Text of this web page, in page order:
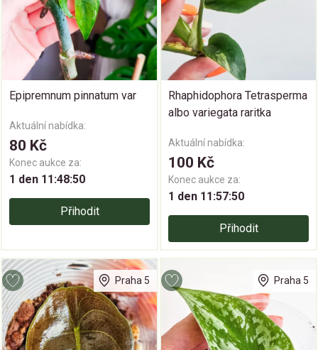
Epipremnum pinnatum var
Aktuální nabídka:
80 Kč
Konec aukce za:
1 den 11:48:49
Přihodit
Rhaphidophora Tetrasperma
albo variegata raritka
Aktuální nabídka:
100 Kč
Konec aukce za:
1 den 11:57:49
Přihodit
Praha 5 Praha 5